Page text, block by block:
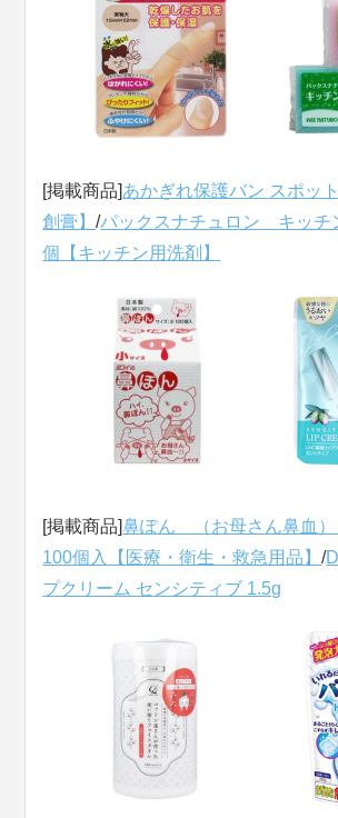
[掲載商品]あかぎれ保護バン スポッ
創膏】/パックスナチュロン キッ
個【キッチン用洗剤】
[掲載商品]鼻ぽん （お母さん鼻血
100個入【医療・衛生・救急用品】/
プクリーム センシティブ 1.5g